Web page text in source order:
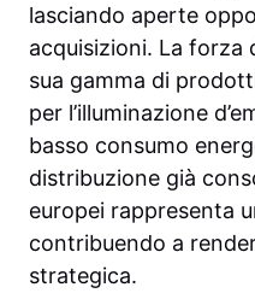
lasciando aperte
acquisizioni. La forza
sua gamma di
per l’illuminazione
basso consumo
distribuzione già
europei rappresenta
contribuendo a
strategica.